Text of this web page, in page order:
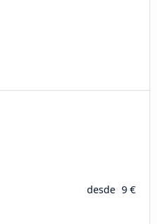
desde 9 €